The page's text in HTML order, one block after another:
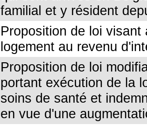
familial et y résident
Proposition de loi
logement au revenu
Proposition de loi
portant exécution de la
soins de santé et
en vue d'une